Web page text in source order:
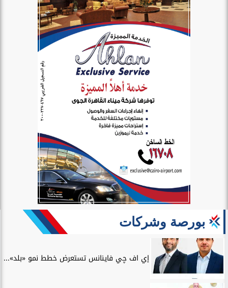
بورصة وشركات
إي اف چي فاينانس تستعرض خطط نمو «بلد»...